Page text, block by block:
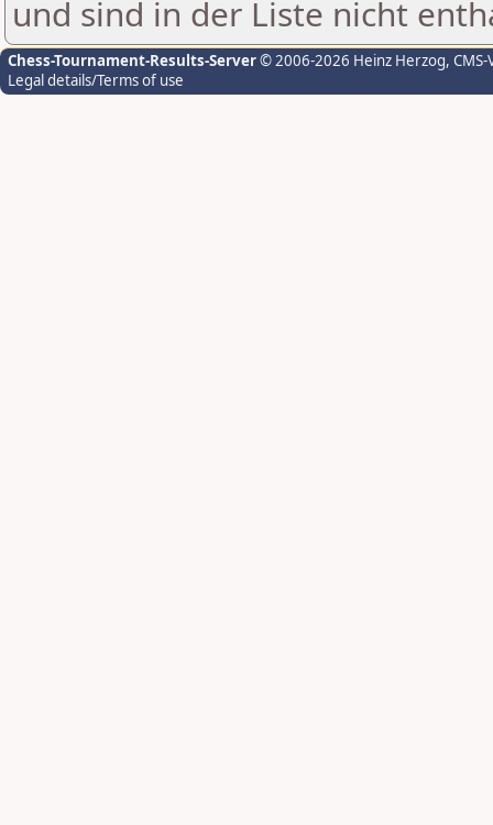
und sind in der Liste nicht
Chess-Tournament-Results-Server© 2006-2026 Heinz Herzog,
Legal details/Terms of use